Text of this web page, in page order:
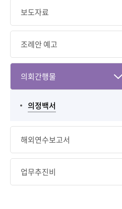
보도자료
조례안 예고
의회간행물
의정백서
해외연수보고서
업무추진비